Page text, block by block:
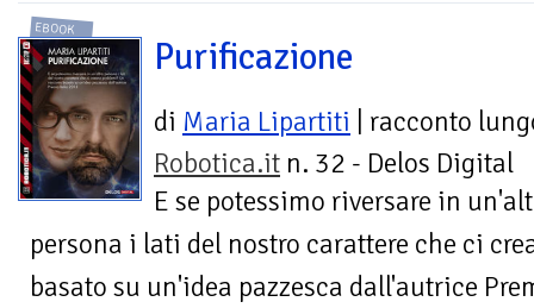
EBOOK
Purificazione
di Maria Lipartiti | racconto
Robotica.it n. 32 - Delos Digital
E se potessimo riversare in
persona i lati del nostro carattere che ci
basato su un'idea pazzesca dall'autrice